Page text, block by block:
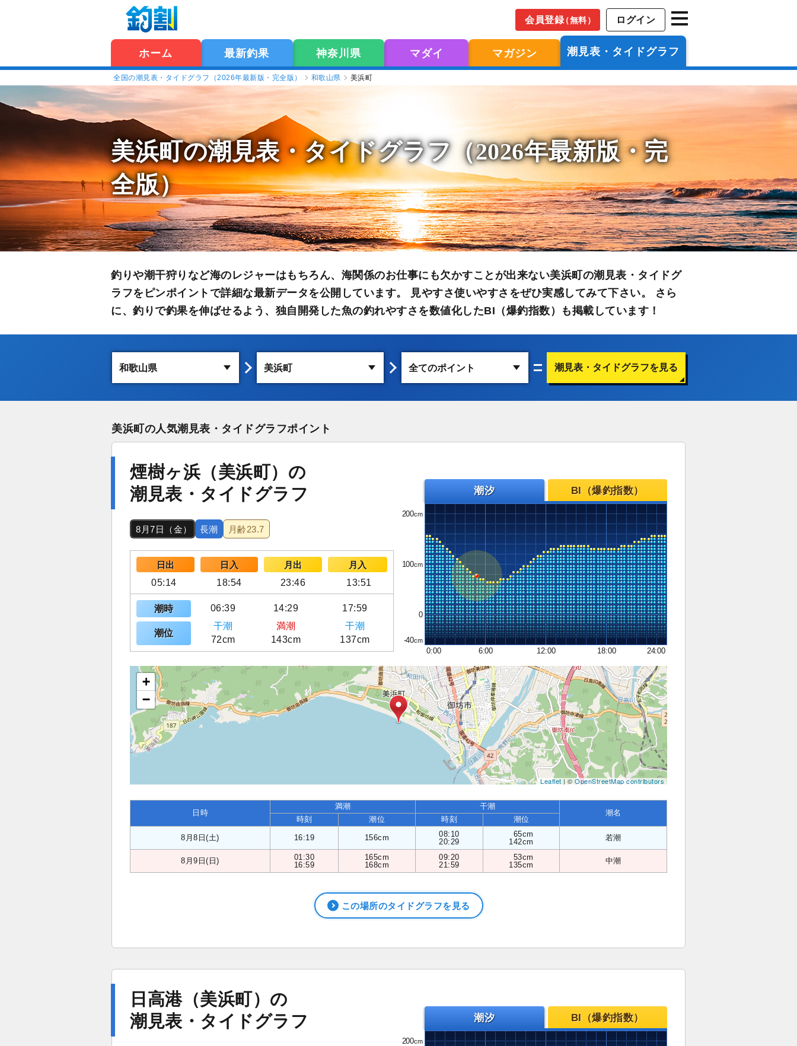
会員登録（無料） ログイン
ホーム 最新釣果 神奈川県 マダイ マガジン 潮見表・タイドグラフ
全国の潮見表・タイドグラフ（2026年最新版・完全版） 和歌山県 美浜町
美浜町の潮見表・タイドグラフ（2026年最新版・完
全版）
釣りや潮干狩りなど海のレジャーはもちろん、海関係のお仕事にも欠かすことが出来ない美浜町の潮見表・タイドグ
ラフをピンポイントで詳細な最新データを公開しています。 見やすさ使いやすさをぜひ実感してみて下さい。 さら
に、釣りで釣果を伸ばせるよう、独自開発した魚の釣れやすさを数値化したBI（爆釣指数）も掲載しています！
潮見表・タイドグラフを見る
美浜町の人気潮見表・タイドグラフポイント
煙樹ヶ浜（美浜町）の
潮見表・タイドグラフ
8月7日（金） 長潮 月齢23.7
日出 日入 月出
月入
05:14
18:54 23:46 13:51
潮時 06:39 14:29 17:59
潮位
干潮 満潮
干潮
72cm
143cm 137cm
潮汐 BI（爆釣指数）
200
100
0
-40
0:00
6:00 12:00 18:00 24:00
+
−
Leaflet| ©OpenStreetMap contributors
日時
満潮 干潮
潮名
時刻 潮位 時刻 潮位
8月8日(土) 16:19 156cm
08:10
20:29
65cm
142cm
若潮
8月9日(日)
01:30
16:59
165cm
168cm
09:20
21:59
53cm
135cm
中潮
この場所のタイドグラフを見る
日高港（美浜町）の
潮見表・タイドグラフ
潮汐 BI（爆釣指数）
200